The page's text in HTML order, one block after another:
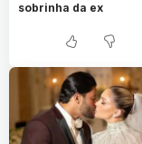
sobrinha da ex